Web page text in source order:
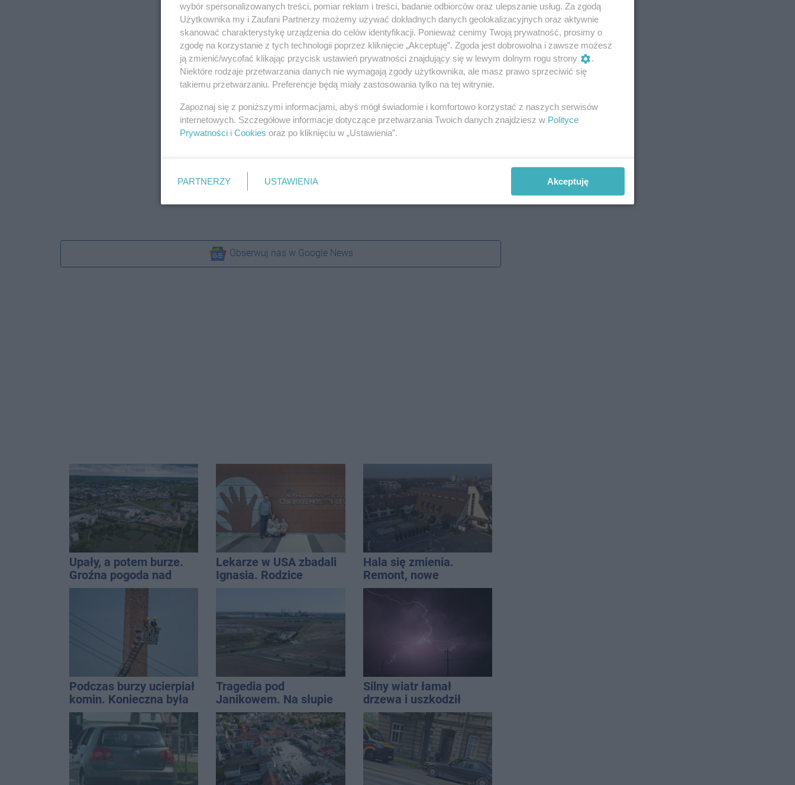
Obserwuj nas w Google News
Upały, a potem burze.
Groźna pogoda nad
naszym regionem
Lekarze w USA zbadali
Ignasia. Rodzice
Hala się zmienia.
Remont, nowe
nagłośnienie, a przed
wejściem stanie
Podczas burzy ucierpiał
komin. Konieczna była
interwencja strażaków
Tragedia pod
Janikowem. Na słupie
energetycznym
znaleziono ciało
mężczyzny
Silny wiatr łamał
drzewa i uszkodził
dach. To nie koniec
ostrzeżeń
wybór spersonalizowanych treści, pomiar reklam i treści, badanie odbiorców oraz ulepszanie usług. Za zgodą
Użytkownika my i Zaufani Partnerzy możemy używać dokładnych danych geolokalizacyjnych oraz aktywnie
skanować charakterystykę urządzenia do celów identyfikacji. Ponieważ cenimy Twoją prywatność, prosimy o
zgodę na korzystanie z tych technologii poprzez kliknięcie „Akceptuję”. Zgoda jest dobrowolna i zawsze możesz
ją zmienić/wycofać klikając przycisk ustawień prywatności znajdujący się w lewym dolnym rogu strony
.
Niektóre rodzaje przetwarzania danych nie wymagają zgody użytkownika, ale masz prawo sprzeciwić się
takiemu przetwarzaniu. Preferencje będą miały zastosowania tylko na tej witrynie.
Zapoznaj się z poniższymi informacjami, abyś mógł świadomie i komfortowo korzystać z naszych serwisów
internetowych. Szczegółowe informacje dotyczące przetwarzania Twoich danych znajdziesz w Polityce
Prywatności i Cookies oraz po kliknięciu w „Ustawienia”.
PARTNERZY USTAWIENIA Akceptuję